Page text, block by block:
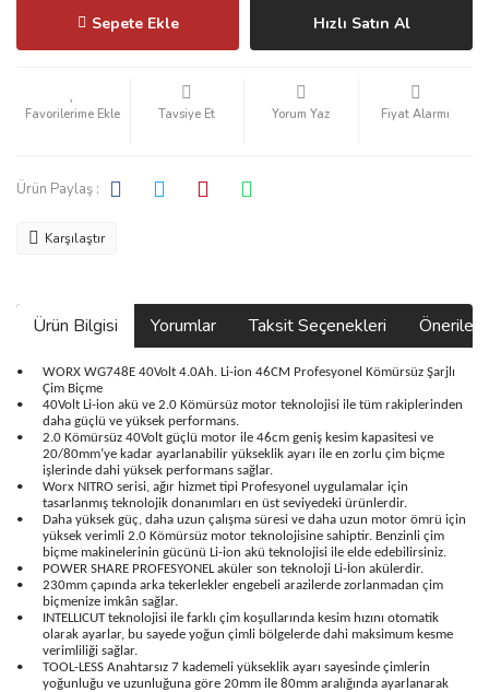
Sepete Ekle Hızlı Satın Al
Tavsiye Et Yorum Yaz Fiyat Alarmı
Ürün Paylaş :
Karşılaştır
Ürün Bilgisi Yorumlar Taksit Seçenekleri
•
WORX WG748E 40Volt 4.0Ah. Li-ion 46CM Profesyonel Kömürsüz Şarjlı
Çim Biçme
•
40Volt Li-ion akü ve 2.0 Kömürsüz motor teknolojisi ile tüm rakiplerinden
daha güçlü ve yüksek performans.
•
2.0 Kömürsüz 40Volt güçlü motor ile 46cm geniş kesim kapasitesi ve
20/80mm’ye kadar ayarlanabilir yükseklik ayarı ile en zorlu çim biçme
işlerinde dahi yüksek performans sağlar.
•
Worx NITRO serisi, ağır hizmet tipi Profesyonel uygulamalar için
tasarlanmış teknolojik donanımları en üst seviyedeki ürünlerdir.
•
Daha yüksek güç, daha uzun çalışma süresi ve daha uzun motor ömrü için
yüksek verimli 2.0 Kömürsüz motor teknolojisine sahiptir. Benzinli çim
biçme makinelerinin gücünü Li-ion akü teknolojisi ile elde edebilirsiniz.
•
POWER SHARE PROFESYONEL aküler son teknoloji Li-İon akülerdir.
•
230mm çapında arka tekerlekler engebeli arazilerde zorlanmadan çim
biçmenize imkân sağlar.
•
INTELLICUT teknolojisi ile farklı çim koşullarında kesim hızını otomatik
olarak ayarlar, bu sayede yoğun çimli bölgelerde dahi maksimum kesme
verimliliği sağlar.
•
TOOL-LESS Anahtarsız 7 kademeli yükseklik ayarı sayesinde çimlerin
yoğunluğu ve uzunluğuna göre 20mm ile 80mm aralığında ayarlanarak